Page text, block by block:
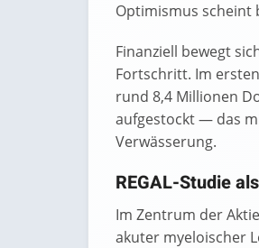
Optimismus scheint
Finanziell bewegt
Fortschritt. Im
rund 8,4 Millionen
aufgestockt — das
Verwässerung.
REGAL-Studie
Im Zentrum der
akuter myeloischer